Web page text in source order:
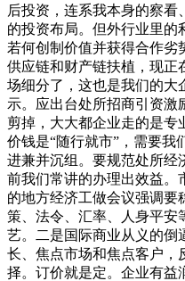
后投资，连系我本身的察
的投资布局。但外行业里的
若何创制价值并获得合作劣
供应链和财产链扶植，现正
场细分了，这也是我们的大
示。应出台处所招商引资激
剪掉，大大都企业走的是专
价钱是“随行就市”，需要我
进兼并沉组。要规范处所经
前我们常讲的办理出效益。
的地方经济工做会议强调要
策、法令、汇率、人身平安
艺。二是国际商业从义的倒
长、焦点市场和焦点客户，
择。订价就是定。企业有益